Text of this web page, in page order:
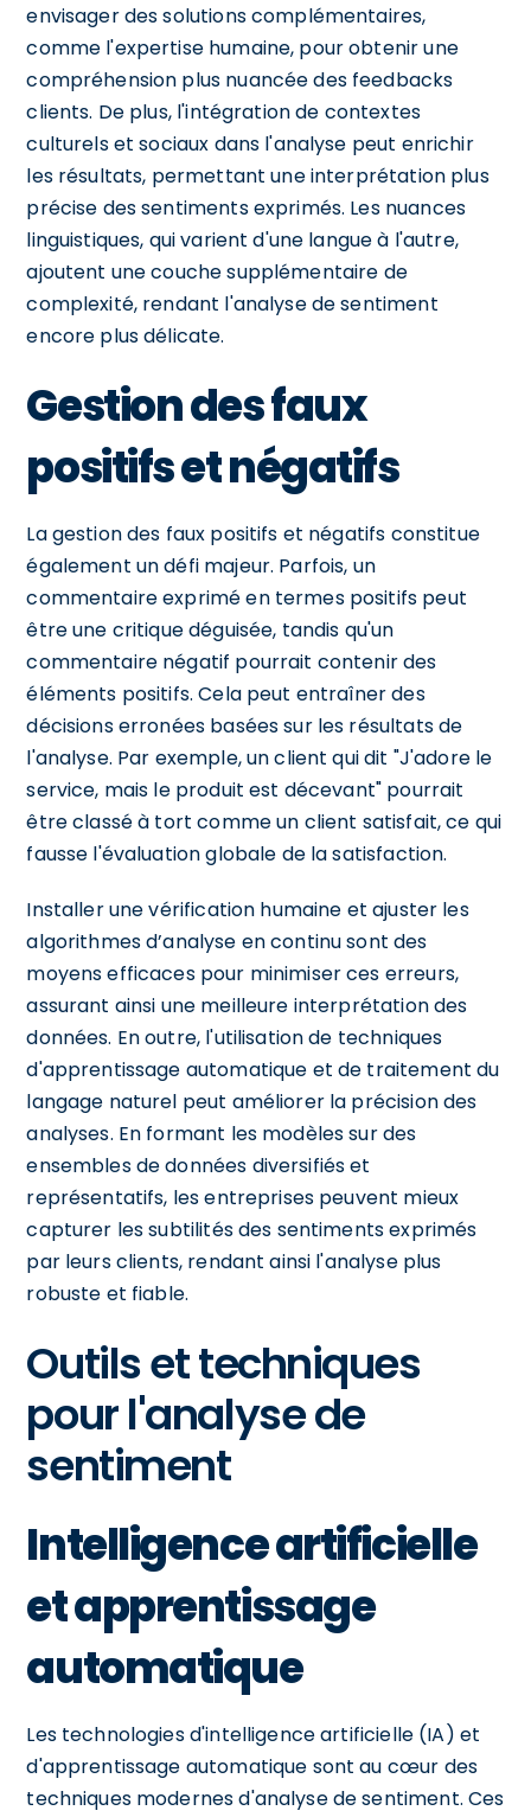
envisager des solutions complémentaires,
comme l'expertise humaine, pour obtenir une
compréhension plus nuancée des feedbacks
clients. De plus, l'intégration de contextes
culturels et sociaux dans l'analyse peut enrichir
les résultats, permettant une interprétation plus
précise des sentiments exprimés. Les nuances
linguistiques, qui varient d'une langue à l'autre,
ajoutent une couche supplémentaire de
complexité, rendant l'analyse de sentiment
encore plus délicate.
Gestion des faux
positifs et négatifs
La gestion des faux positifs et négatifs constitue
également un défi majeur. Parfois, un
commentaire exprimé en termes positifs peut
être une critique déguisée, tandis qu'un
commentaire négatif pourrait contenir des
éléments positifs. Cela peut entraîner des
décisions erronées basées sur les résultats de
l'analyse. Par exemple, un client qui dit "J'adore le
service, mais le produit est décevant" pourrait
être classé à tort comme un client satisfait, ce qui
fausse l'évaluation globale de la satisfaction.
Installer une vérification humaine et ajuster les
algorithmes d’analyse en continu sont des
moyens efficaces pour minimiser ces erreurs,
assurant ainsi une meilleure interprétation des
données. En outre, l'utilisation de techniques
d'apprentissage automatique et de traitement du
langage naturel peut améliorer la précision des
analyses. En formant les modèles sur des
ensembles de données diversifiés et
représentatifs, les entreprises peuvent mieux
capturer les subtilités des sentiments exprimés
par leurs clients, rendant ainsi l'analyse plus
robuste et fiable.
Outils et techniques
pour l'analyse de
sentiment
Intelligence artificielle
et apprentissage
automatique
Les technologies d'intelligence artificielle (IA) et
d'apprentissage automatique sont au cœur des
techniques modernes d'analyse de sentiment. Ces